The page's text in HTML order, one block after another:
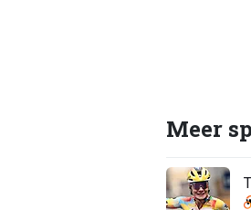
Meer